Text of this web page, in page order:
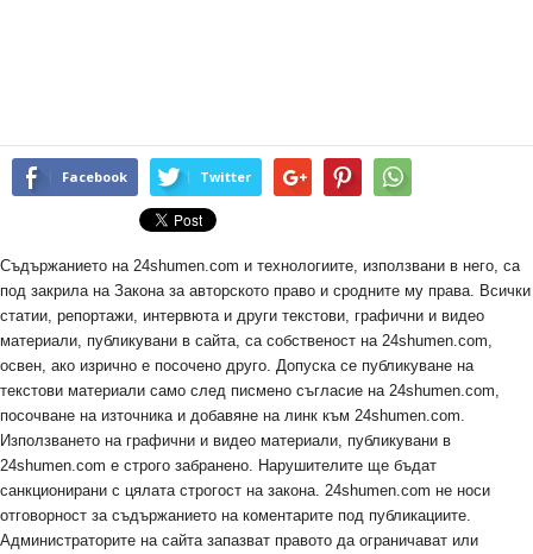
Facebook Twitter
Съдържанието на 24shumen.com и технологиите, използвани в него, са
под закрила на Закона за авторското право и сродните му права. Всички
статии, репортажи, интервюта и други текстови, графични и видео
материали, публикувани в сайта, са собственост на 24shumen.com,
освен, ако изрично е посочено друго. Допуска се публикуване на
текстови материали само след писмено съгласие на 24shumen.com,
посочване на източника и добавяне на линк към 24shumen.com.
Използването на графични и видео материали, публикувани в
24shumen.com е строго забранено. Нарушителите ще бъдат
санкционирани с цялата строгост на закона. 24shumen.com не носи
отговорност за съдържанието на коментарите под публикациите.
Администраторите на сайта запазват правото да ограничават или